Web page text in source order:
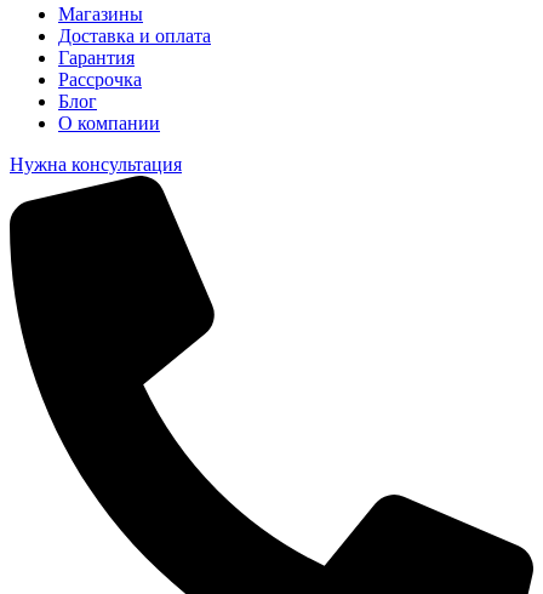
Магазины
Доставка и оплата
Гарантия
Рассрочка
Блог
О компании
Нужна консультация